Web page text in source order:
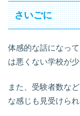
さいごに
体感的な話になっ
は悪くない学校が
また、受験者数な
な感じも見受けられ